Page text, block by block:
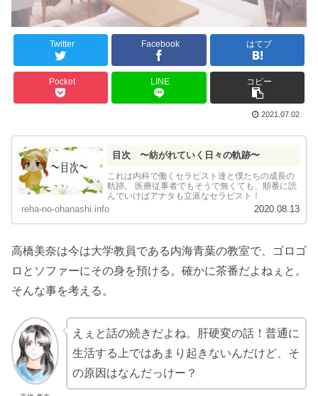
Twitter Facebook はてブ
Pocket LINE コピー
2021.07.02
目次 〜紡がれていく日々の軌跡〜
これは内科で働くセラピスト達と僕たちの成長の
軌跡。 医療従事者でもそうで無くても、順番に読
んでいけばアナタも立派なセラピスト！
reha-no-ohanashi.info 2020.08.13
高橋美奈は今は大学教員である内海青葉の教室で、ゴロゴ
ロとソファーにその身を預ける。確かに茶番だよねぇと。
そんな事を考える。
えぇと話の続きだよね。肝硬変の話！普通に
生活する上ではあまり起きないんだけど、そ
の原因はなんだっけー？